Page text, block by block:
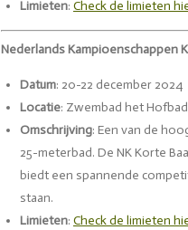
Limieten: Checkde limieten
Nederlands Kampioenschappen
Datum: 20-22 december 2024
Locatie: Zwembad het
Omschrijving: Een van de
25-meterbad. De NK Korte
biedt een spannende
staan.
Limieten: Checkde limieten